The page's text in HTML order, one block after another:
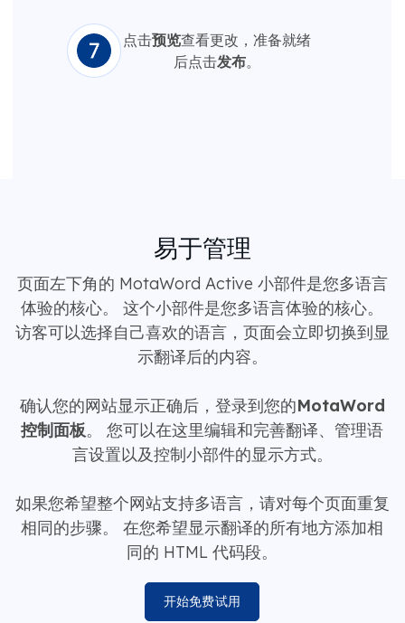
点击预览查看更改，准备就绪
后点击发布。
易于管理
页面左下角的 MotaWord Active 小部件是您多语言
体验的核心。 这个小部件是您多语言体验的核心。
访客可以选择自己喜欢的语言，页面会立即切换到显
示翻译后的内容。
确认您的网站显示正确后，登录到您的MotaWord
控制面板。 您可以在这里编辑和完善翻译、管理语
言设置以及控制小部件的显示方式。
如果您希望整个网站支持多语言，请对每个页面重复
相同的步骤。 在您希望显示翻译的所有地方添加相
同的 HTML 代码段。
开始免费试用